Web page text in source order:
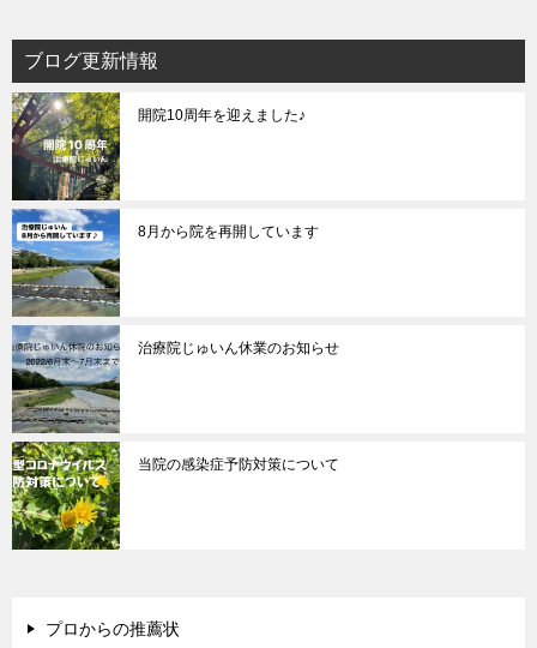
ブログ更新情報
開院10周年を迎えました♪
8月から院を再開しています
治療院じゅいん休業のお知らせ
当院の感染症予防対策について
プロからの推薦状